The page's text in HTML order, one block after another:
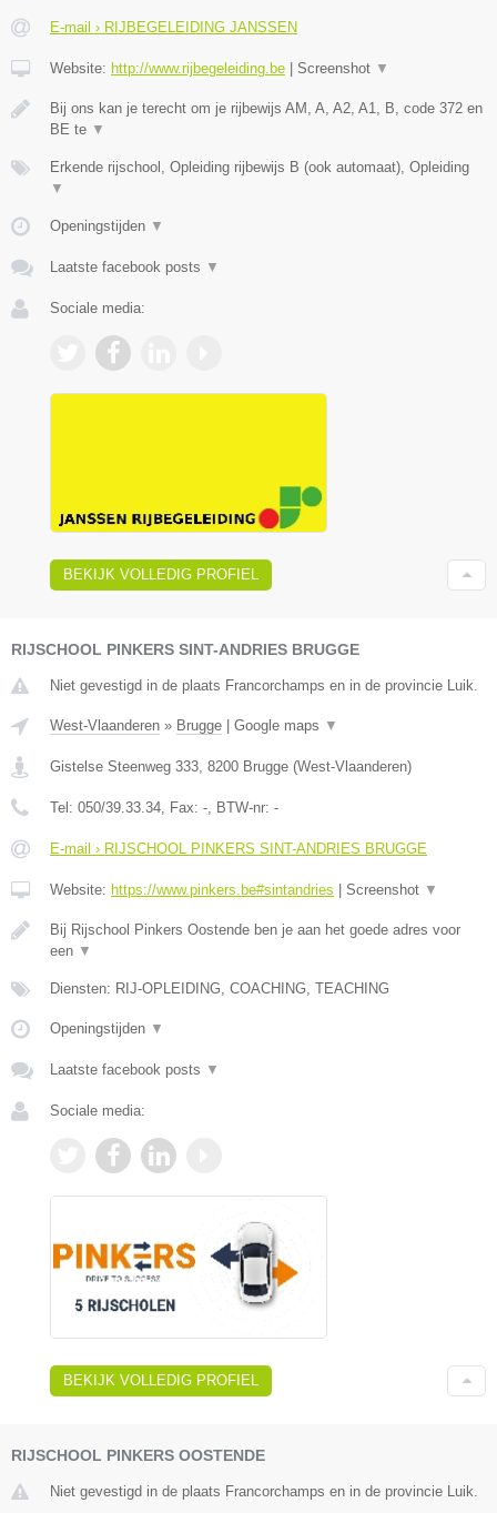
E-mail › RIJBEGELEIDING JANSSEN
Website: http://www.rijbegeleiding.be Screenshot ▼
Bij ons kan je terecht om je rijbewijs AM, A, A2, A1, B, code 372 en
BE te ▼
Erkende rijschool, Opleiding rijbewijs B (ook automaat), Opleiding
▼
Openingstijden ▼
Laatste facebook posts ▼
Sociale media:
BEKIJK VOLLEDIG PROFIEL
RIJSCHOOL PINKERS SINT-ANDRIES BRUGGE
Niet gevestigd in de plaats Francorchamps en in de provincie Luik.
West-Vlaanderen » Brugge Google maps ▼
Gistelse Steenweg 333, 8200 Brugge (West-Vlaanderen)
Tel: 050/39.33.34, Fax: -, BTW-nr: -
E-mail › RIJSCHOOL PINKERS SINT-ANDRIES BRUGGE
Website: https://www.pinkers.be#sintandries Screenshot ▼
Bij Rijschool Pinkers Oostende ben je aan het goede adres voor
een ▼
Diensten: RIJ-OPLEIDING, COACHING, TEACHING
Openingstijden ▼
Laatste facebook posts ▼
Sociale media:
BEKIJK VOLLEDIG PROFIEL
RIJSCHOOL PINKERS OOSTENDE
Niet gevestigd in de plaats Francorchamps en in de provincie Luik.